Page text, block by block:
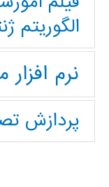
الگوریتم
نرم
پردازش